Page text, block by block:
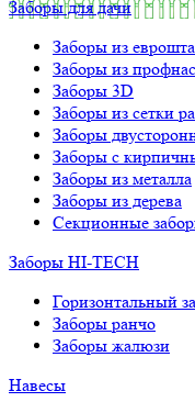
Заборы для дачи
Заборы из
Заборы из
Заборы 3D
Заборы из сетки
Заборы
Заборы с
Заборы из металла
Заборы из дерева
Секционные
Заборы HI-TECH
Горизонтальный
Заборы ранчо
Заборы жалюзи
Навесы